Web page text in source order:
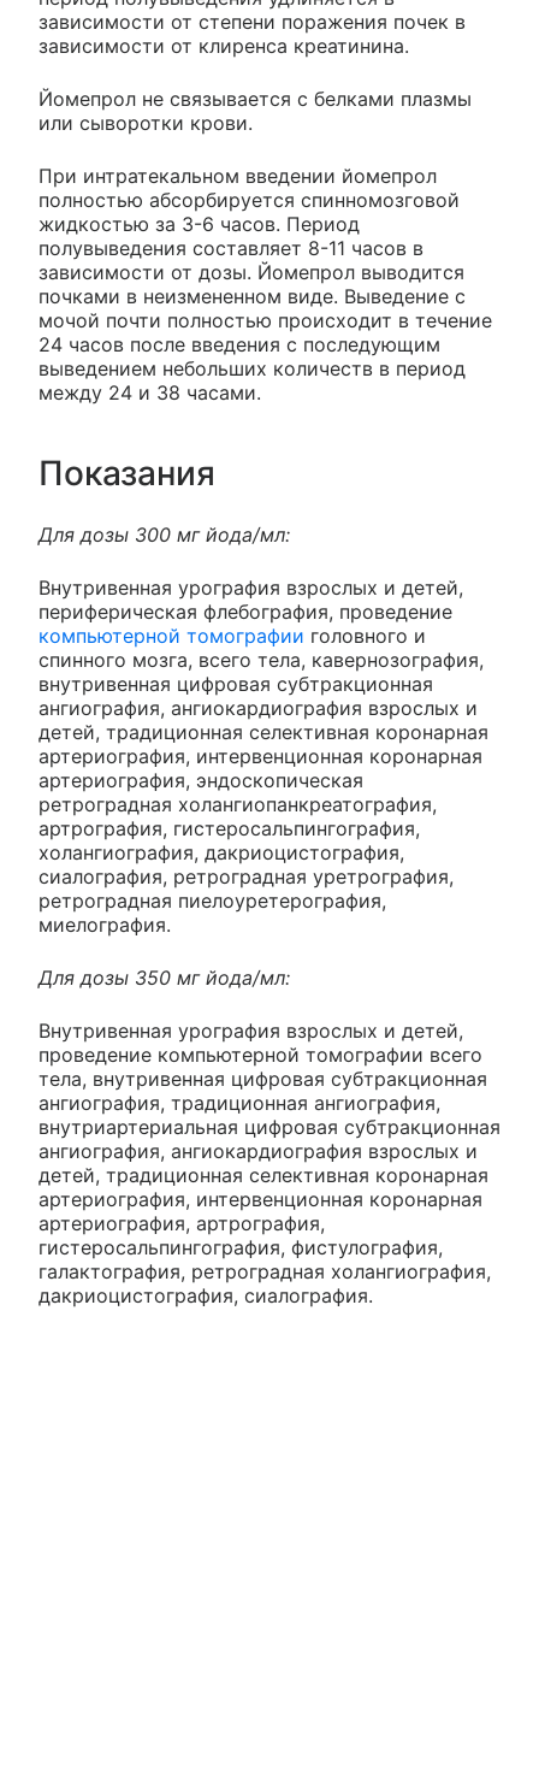
зависимости от степени поражения почек в
зависимости от клиренса креатинина.
Йомепрол не связывается с белками плазмы
или сыворотки крови.
При интратекальном введении йомепрол
полностью абсорбируется спинномозговой
жидкостью за 3-6 часов. Период
полувыведения составляет 8-11 часов в
зависимости от дозы. Йомепрол выводится
почками в неизмененном виде. Выведение с
мочой почти полностью происходит в течение
24 часов после введения с последующим
выведением небольших количеств в период
между 24 и 38 часами.
Показания
Для дозы 300 мг йода/мл:
Внутривенная урография взрослых и детей,
периферическая флебография, проведение
компьютерной томографии головного и
спинного мозга, всего тела, кавернозография,
внутривенная цифровая субтракционная
ангиография, ангиокардиография взрослых и
детей, традиционная селективная коронарная
артериография, интервенционная коронарная
артериография, эндоскопическая
ретроградная холангиопанкреатография,
артрография, гистеросальпингография,
холангиография, дакриоцистография,
сиалография, ретроградная уретрография,
ретроградная пиелоуретерография,
миелография.
Для дозы 350 мг йода/мл:
Внутривенная урография взрослых и детей,
проведение компьютерной томографии всего
тела, внутривенная цифровая субтракционная
ангиография, традиционная ангиография,
внутриартериальная цифровая субтракционная
ангиография, ангиокардиография взрослых и
детей, традиционная селективная коронарная
артериография, интервенционная коронарная
артериография, артрография,
гистеросальпингография, фистулография,
галактография, ретроградная холангиография,
дакриоцистография, сиалография.